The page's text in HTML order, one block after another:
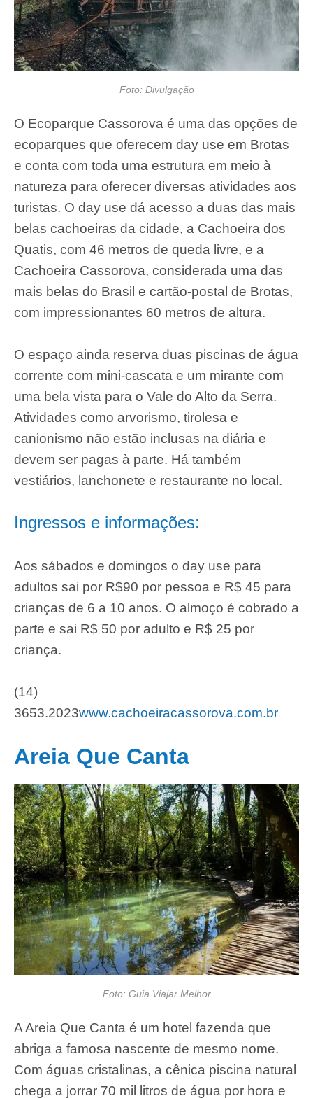
Foto: Divulgação
O Ecoparque Cassorova é uma das opções de
ecoparques que oferecem day use em Brotas
e conta com toda uma estrutura em meio à
natureza para oferecer diversas atividades aos
turistas. O day use dá acesso a duas das mais
belas cachoeiras da cidade, a Cachoeira dos
Quatis, com 46 metros de queda livre, e a
Cachoeira Cassorova, considerada uma das
mais belas do Brasil e cartão-postal de Brotas,
com impressionantes 60 metros de altura.
O espaço ainda reserva duas piscinas de água
corrente com mini-cascata e um mirante com
uma bela vista para o Vale do Alto da Serra.
Atividades como arvorismo, tirolesa e
canionismo não estão inclusas na diária e
devem ser pagas à parte. Há também
vestiários, lanchonete e restaurante no local.
Ingressos e informações:
Aos sábados e domingos o day use para
adultos sai por R$90 por pessoa e R$ 45 para
crianças de 6 a 10 anos. O almoço é cobrado a
parte e sai R$ 50 por adulto e R$ 25 por
criança.
(14)
3653.2023www.cachoeiracassorova.com.br
Areia Que Canta
Foto: Guia Viajar Melhor
A Areia Que Canta é um hotel fazenda que
abriga a famosa nascente de mesmo nome.
Com águas cristalinas, a cênica piscina natural
chega a jorrar 70 mil litros de água por hora e